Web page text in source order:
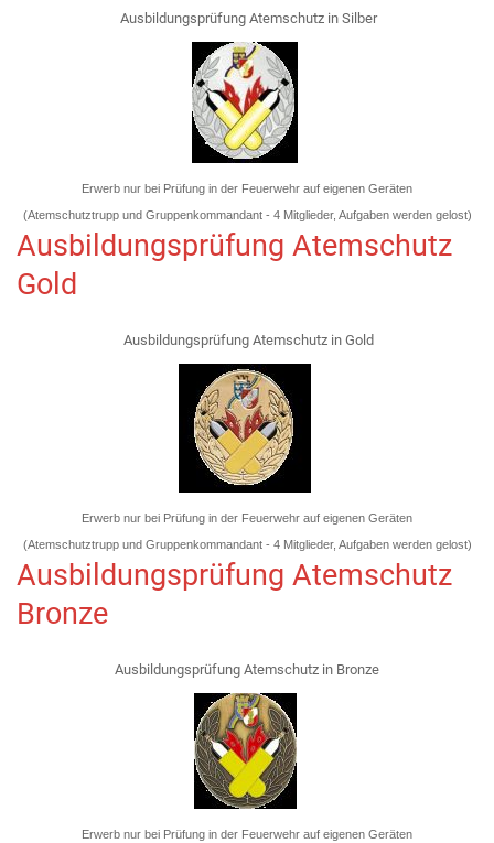
Ausbildungsprüfung Atemschutz in Silber
Erwerb nur bei Prüfung in der Feuerwehr auf eigenen Geräten
(Atemschutztrupp und Gruppenkommandant - 4 Mitglieder, Aufgaben werden gelost)
Ausbildungsprüfung Atemschutz
Gold
Ausbildungsprüfung Atemschutz in Gold
Erwerb nur bei Prüfung in der Feuerwehr auf eigenen Geräten
(Atemschutztrupp und Gruppenkommandant - 4 Mitglieder, Aufgaben werden gelost)
Ausbildungsprüfung Atemschutz
Bronze
Ausbildungsprüfung Atemschutz in Bronze
Erwerb nur bei Prüfung in der Feuerwehr auf eigenen Geräten